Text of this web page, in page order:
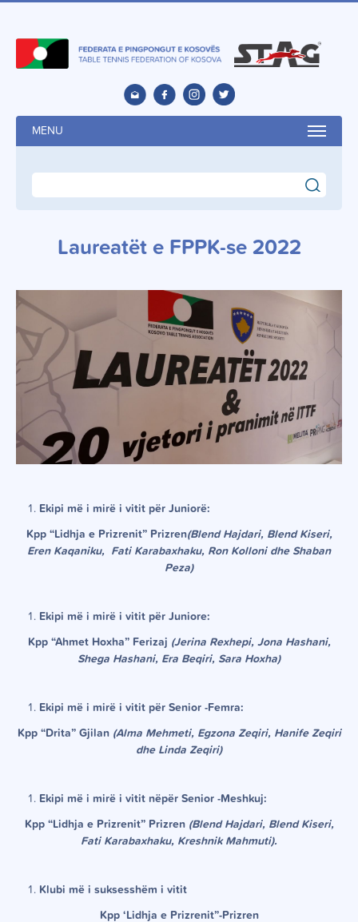
MENU
search
Laureatët e FPPK-se 2022
Ekipi më i mirë i vitit për Juniorë:
Kpp “Lidhja e Prizrenit” Prizren(Blend Hajdari, Blend Kiseri,
Eren Kaqaniku, Fati Karabaxhaku, Ron Kolloni dhe Shaban
Peza)
Ekipi më i mirë i vitit për Juniore:
Kpp “Ahmet Hoxha” Ferizaj (Jerina Rexhepi, Jona Hashani,
Shega Hashani, Era Beqiri, Sara Hoxha)
Ekipi më i mirë i vitit për Senior -Femra:
Kpp “Drita” Gjilan (Alma Mehmeti, Egzona Zeqiri, Hanife Zeqiri
dhe Linda Zeqiri)
Ekipi më i mirë i vitit nëpër Senior -Meshkuj:
Kpp “Lidhja e Prizrenit” Prizren (Blend Hajdari, Blend Kiseri,
Fati Karabaxhaku, Kreshnik Mahmuti).
Klubi më i suksesshëm i vitit
Kpp ‘Lidhja e Prizrenit”-Prizren